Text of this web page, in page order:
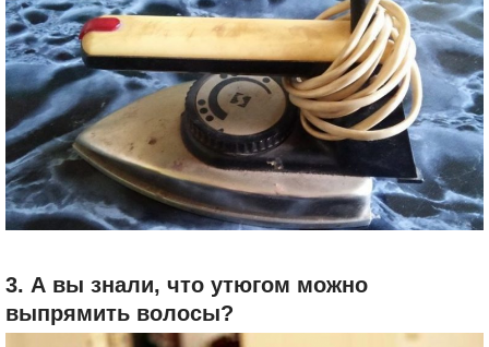
3. А вы знали, что утюгом можно
выпрямить волосы?